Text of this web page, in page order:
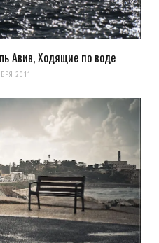
Авив, Ходящие по воде
2011